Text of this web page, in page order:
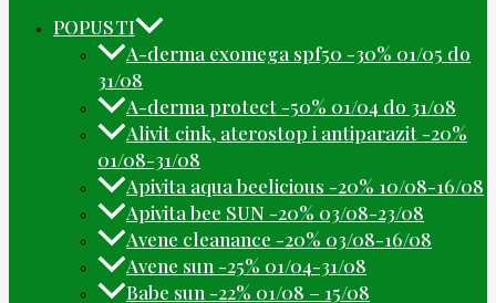
POPUSTI
A-derma exomega spf50 -30% 01/05 do
31/08
A-derma protect -50% 01/04 do 31/08
Alivit cink, aterostop i antiparazit -20%
01/08-31/08
Apivita aqua beelicious -20% 10/08-16/08
Apivita bee SUN -20% 03/08-23/08
Avene cleanance -20% 03/08-16/08
Avene sun -25% 01/04-31/08
Babe sun -22% 01/08 – 15/08